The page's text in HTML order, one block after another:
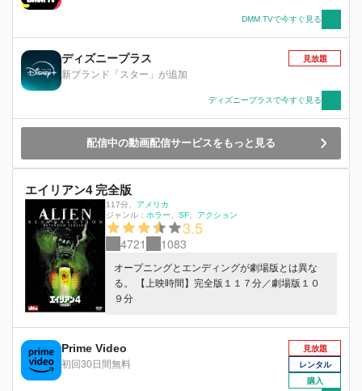
を受ける“儀式”の場だった。想像を絶する殺戮の
真っ只中、果たして人類に助かる道はあるの
か・・・。
DMM TVで今すぐ見る
ディズニープラス
新ブランド「スター」が追加
見放題
ディズニープラスで今すぐ見る
配信中の動画配信サービスをもっと見る
エイリアン4 完全版
117分
アメリカ
ジャンル： ホラー SF アクション
3.5
4721 1083
オープニングとエンディングが劇場版とは異な
る。 【上映時間】完全版１１７分／劇場版１０
９分
Prime Video
初回30日間無料
見放題
レンタル
購入